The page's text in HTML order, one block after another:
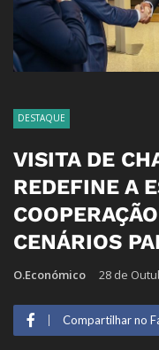
DESTAQUE
VISITA DE
REDEFINE A
CENÁRIOS
O.Económico 28 de
Compartilhar no